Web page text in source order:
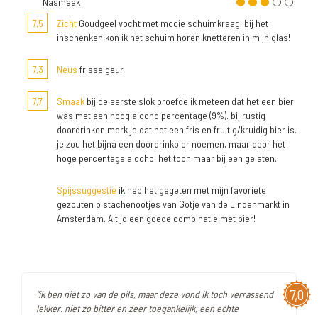
7,5
Zicht Goudgeel vocht met mooie schuimkraag. bij het
inschenken kon ik het schuim horen knetteren in mijn glas!
7,3 Neus frisse geur
7,7 Smaak bij de eerste slok proefde ik meteen dat het een bier
was met een hoog alcoholpercentage (9%). bij rustig
doordrinken merk je dat het een fris en fruitig/kruidig bier is.
je zou het bijna een doordrinkbier noemen, maar door het
hoge percentage alcohol het toch maar bij een gelaten.
Spijssuggestie ik heb het gegeten met mijn favoriete
gezouten pistachenootjes van Gotjé van de Lindenmarkt in
Amsterdam. Altijd een goede combinatie met bier!
7,0
"ik ben niet zo van de pils, maar deze vond ik toch verrassend
lekker. niet zo bitter en zeer toegankelijk, een echte